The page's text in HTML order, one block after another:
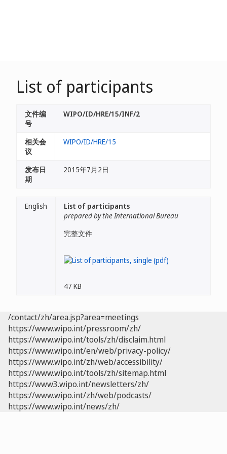
List of participants
文件编
号
WIPO/ID/HRE/15/INF/2
相关会
议
WIPO/ID/HRE/15
发布日
期
2015年7月2日
English
List of participants
prepared by the International Bureau
完整文件
47 KB
/contact/zh/area.jsp?area=meetings
https://www.wipo.int/pressroom/zh/
https://www.wipo.int/tools/zh/disclaim.html
https://www.wipo.int/en/web/privacy-policy/
https://www.wipo.int/zh/web/accessibility/
https://www.wipo.int/tools/zh/sitemap.html
https://www3.wipo.int/newsletters/zh/
https://www.wipo.int/zh/web/podcasts/
https://www.wipo.int/news/zh/